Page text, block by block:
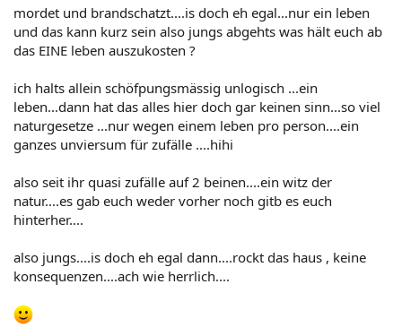
mordet und brandschatzt....is doch eh egal...nur ein leben
und das kann kurz sein also jungs abgehts was hält euch ab
das EINE leben auszukosten ?
ich halts allein schöfpungsmässig unlogisch ...ein
leben...dann hat das alles hier doch gar keinen sinn...so viel
naturgesetze ...nur wegen einem leben pro person....ein
ganzes unviersum für zufälle ....hihi
also seit ihr quasi zufälle auf 2 beinen....ein witz der
natur....es gab euch weder vorher noch gitb es euch
hinterher....
also jungs....is doch eh egal dann....rockt das haus , keine
konsequenzen....ach wie herrlich....